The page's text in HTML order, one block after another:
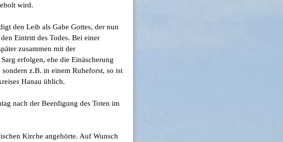
wird.
den Leib als Gabe Gottes, der nun
Eintritt des Todes. Bei einer
zusammen mit der
erfolgen, ehe die Einäscherung
z.B. in einem Ruheforst, so ist
Hanau üblich.
nach der Beerdigung des Toten im
Kirche angehörte. Auf Wunsch